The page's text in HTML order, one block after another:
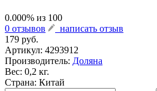
0.000% из 100
0 отзывов
написать отзыв
179 руб.
Артикул: 4293912
Производитель: Доляна
Вес: 0,2 кг.
Страна: Китай